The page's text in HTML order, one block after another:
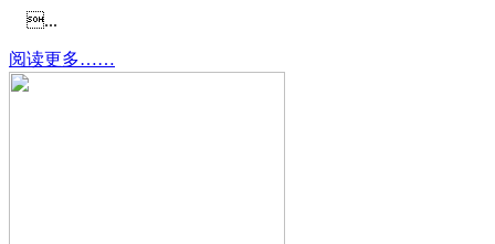
...
阅读更多……